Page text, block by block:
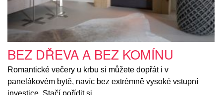
BEZ DŘEVA A BEZ KOMÍNU
Romantické večery u krbu si můžete dopřát i v
panelákovém bytě, navíc bez extrémně vysoké vstupní